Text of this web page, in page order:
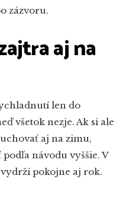
zázvoru.
aj na
len do
všetok nezje. Ak si ale
aj na zimu,
návodu vyššie. V
pokojne aj rok.